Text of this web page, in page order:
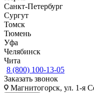
Санкт-Петербург
Сургут
Томск
Тюмень
Уфа
Челябинск
Чита
8 (800) 100-13-05
Заказать звонок
Магнитогорск, ул. 1-я